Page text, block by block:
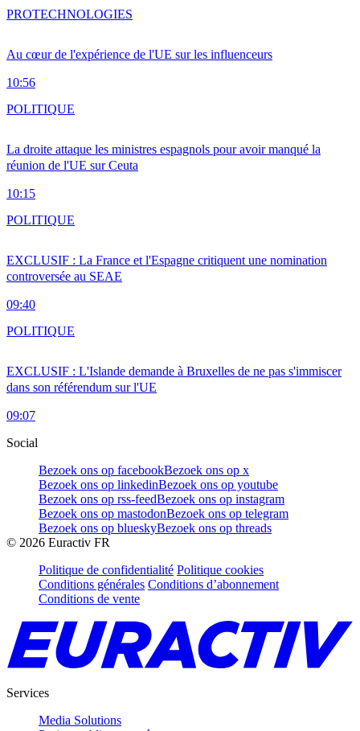
Au cœur de l'expérience de l'UE sur les influenceurs
10:56
PROTECHNOLOGIES
La droite attaque les ministres espagnols pour avoir manqué la
réunion de l'UE sur Ceuta
10:15
POLITIQUE
EXCLUSIF : La France et l'Espagne critiquent une nomination
controversée au SEAE
09:40
POLITIQUE
EXCLUSIF : L'Islande demande à Bruxelles de ne pas s'immiscer
dans son référendum sur l'UE
09:07
POLITIQUE
Social
Bezoek ons op facebookBezoek ons op x
Bezoek ons op linkedinBezoek ons op youtube
Bezoek ons op rss-feedBezoek ons op instagram
Bezoek ons op mastodonBezoek ons op telegram
Bezoek ons op blueskyBezoek ons op threads
© 2026 Euractiv FR
Politique de confidentialité Politique cookies
Conditions générales Conditions d’abonnement
Conditions de vente
Services
Media Solutions